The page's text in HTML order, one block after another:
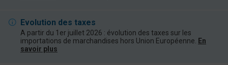
Evolution des taxes
A partir du 1er juillet 2026 : évolution des taxes sur les
importations de marchandises hors Union Européenne.
En
savoir plus